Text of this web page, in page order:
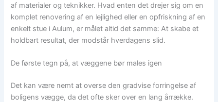
af materialer og teknikker. Hvad enten det drejer sig om en
komplet renovering af en lejlighed eller en opfriskning af en
enkelt stue i Aulum, er målet altid det samme: At skabe et
holdbart resultat, der modstår hverdagens slid.
De første tegn på, at væggene bør males igen
Det kan være nemt at overse den gradvise forringelse af
boligens vægge, da det ofte sker over en lang årrække.